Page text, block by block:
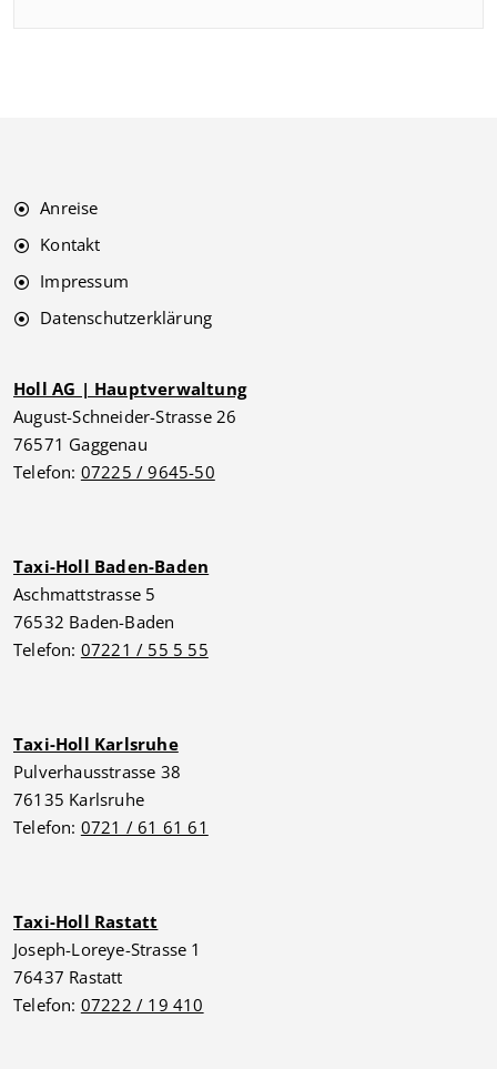
Anreise
Kontakt
Impressum
Datenschutzerklärung
Holl AG | Hauptverwaltung
August-Schneider-Strasse 26
76571 Gaggenau
Telefon: 07225 / 9645-50
Taxi-Holl Baden-Baden
Aschmattstrasse 5
76532 Baden-Baden
Telefon: 07221 / 55 5 55
Taxi-Holl Karlsruhe
Pulverhausstrasse 38
76135 Karlsruhe
Telefon: 0721 / 61 61 61
Taxi-Holl Rastatt
Joseph-Loreye-Strasse 1
76437 Rastatt
Telefon: 07222 / 19 410